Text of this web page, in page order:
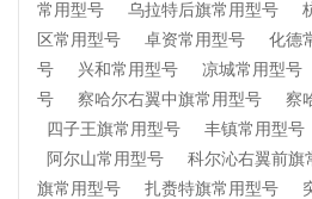
常用型号
乌拉特后旗常用型号
区常用型号
卓资常用型号 化德
号
兴和常用型号 凉城常用型号
号
察哈尔右翼中旗常用型号
察
四子王旗常用型号
丰镇常用型号
阿尔山常用型号
科尔沁右翼前旗
旗常用型号
扎赉特旗常用型号